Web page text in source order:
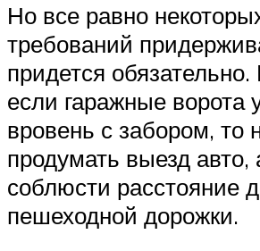
Но все равно
требований
придется
если гаражные ворота
вровень с забором, то
продумать выезд авто,
соблюсти расстояние
пешеходной дорожки.